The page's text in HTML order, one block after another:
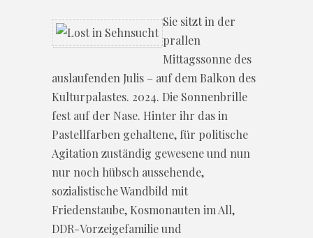
Sie sitzt in der
prallen
Mittagssonne des
auslaufenden Julis – auf dem Balkon des
Kulturpalastes. 2024. Die Sonnenbrille
fest auf der Nase. Hinter ihr das in
Pastellfarben gehaltene, für politische
Agitation zuständig gewesene und nun
nur noch hübsch aussehende,
sozialistische Wandbild mit
Friedenstaube, Kosmonauten im All,
DDR-Vorzeigefamilie und